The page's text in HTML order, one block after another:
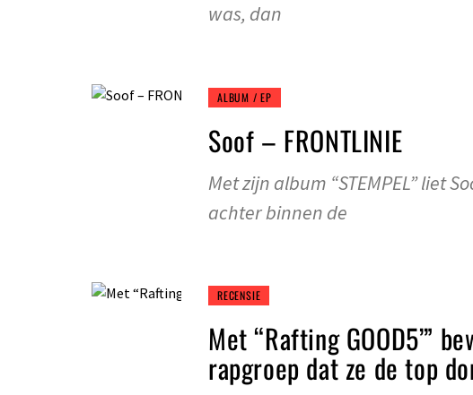
was, dan
ALBUM / EP
Soof – FRONTLINIE
Met zijn album “STEMPEL” liet
achter binnen de
RECENSIE
Met “Rafting GOOD5’”
rapgroep dat ze de top